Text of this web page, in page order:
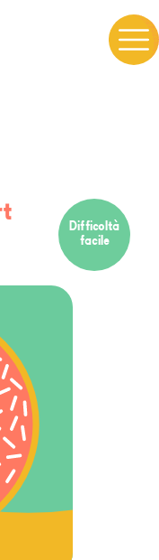
Difficoltà
facile